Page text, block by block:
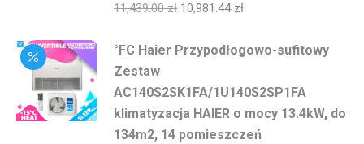
11,439.00zł 10,981.44 zł
°FC Haier Przypodłogowo-sufitowy
Zestaw
AC140S2SK1FA/1U140S2SP1FA
klimatyzacja HAIER o mocy 13.4kW, do
134m2, 14 pomieszczeń